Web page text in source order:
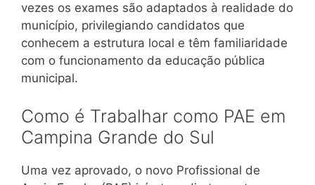
vezes os exames são adaptados à realidade do
município, privilegiando candidatos que
conhecem a estrutura local e têm familiaridade
com o funcionamento da educação pública
municipal.
Como é Trabalhar como PAE em
Campina Grande do Sul
Uma vez aprovado, o novo Profissional de